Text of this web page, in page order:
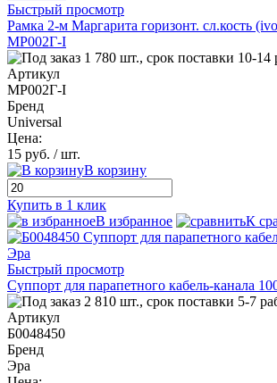
Быстрый просмотр
Рамка 2-м Маргарита горизонт. сл.кость
МР002Г-I
1 780 шт., срок поставки 10-14
Артикул
МР002Г-I
Бренд
Universal
Цена:
15 руб. / шт.
В корзину
Купить в 1 клик
В избранное
К
Быстрый просмотр
Суппорт для парапетного кабель-канала
2 810 шт., срок поставки 5-7
Артикул
Б0048450
Бренд
Эра